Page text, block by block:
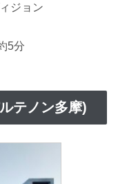
ジョン
5分
テノン多摩)